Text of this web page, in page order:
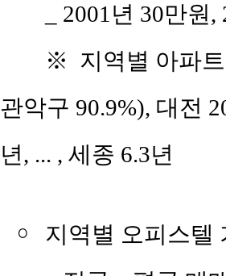
_ 2001년 30만
※ 지역별 아파트
관악구 90.9%), 대전
년, ... , 세종 6.3년
￮
지역별 오피스텔